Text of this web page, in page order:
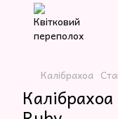
Калібрахоа